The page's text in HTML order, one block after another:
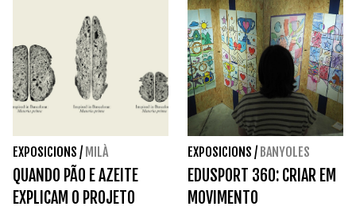
EXPOSICIONS / MILÀ
QUANDO PÃO E AZEITE
EXPLICAM O PROJETO
EXPOSICIONS / BANYOLES
EDUSPORT 360: CRIAR EM
MOVIMENTO